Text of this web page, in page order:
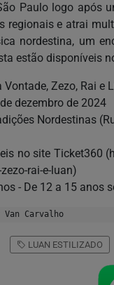
Paulo logo após
regionais e atrai
nordestina, um
estão disponíveis
Zezo, Rai e
dezembro de 2024
Nordestinas
no site Ticket360
rai-e-luan)
- De 12 a 15 anos
Van Carvalho
LUAN ESTILIZADO